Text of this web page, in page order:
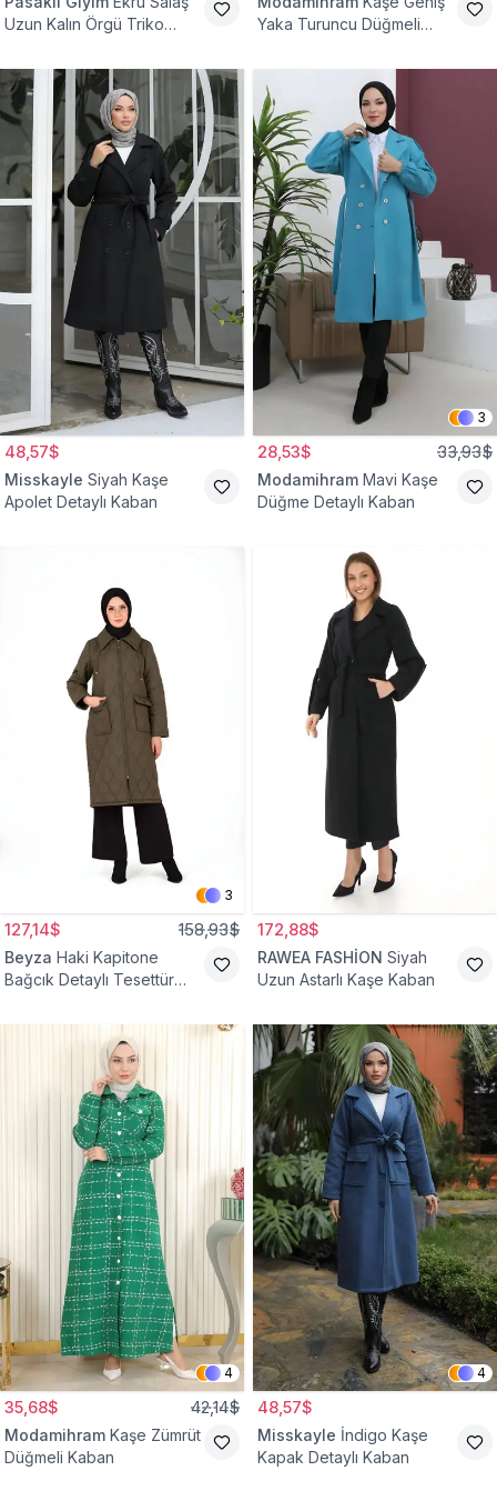
Uzun Kalın Örgü Triko
Yaka Turuncu Düğmeli
48,57$
Misskayle Siyah Kaşe
Apolet Detaylı Kaban
3
28,53$ 33,93$
Modamihram Mavi Kaşe
Düğme Detaylı Kaban
3
127,14$ 158,93$
Beyza Haki Kapitone
Bağcık Detaylı Tesettür
172,88$
RAWEA FASHİON Siyah
Uzun Astarlı Kaşe Kaban
4
35,68$ 42,14$
Modamihram Kaşe Zümrüt
Düğmeli Kaban
4
48,57$
Misskayle İndigo Kaşe
Kapak Detaylı Kaban